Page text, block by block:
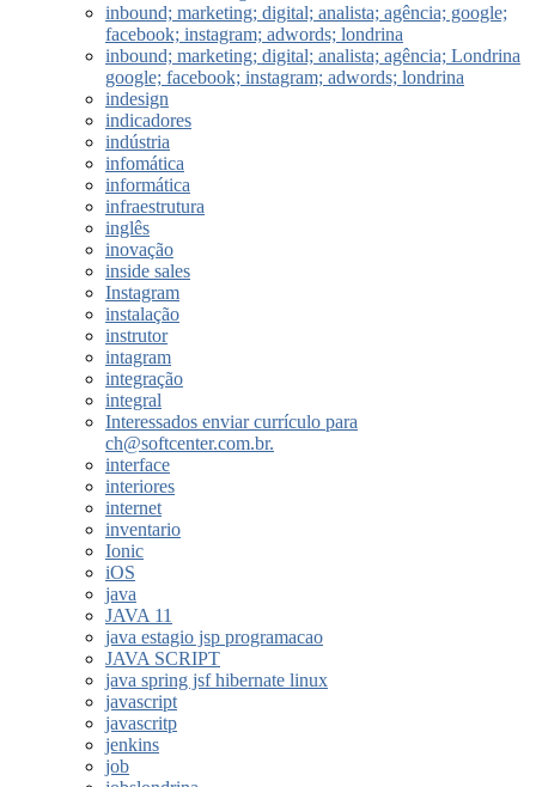
inbound; marketing; digital; analista; agência; google;
facebook; instagram; adwords; londrina
inbound; marketing; digital; analista; agência; Londrina
google; facebook; instagram; adwords; londrina
indesign
indicadores
indústria
infomática
informática
infraestrutura
inglês
inovação
inside sales
Instagram
instalação
instrutor
intagram
integração
integral
Interessados enviar currículo para
ch@softcenter.com.br.
interface
interiores
internet
inventario
Ionic
iOS
java
JAVA 11
java estagio jsp programacao
JAVA SCRIPT
java spring jsf hibernate linux
javascript
javascritp
jenkins
job